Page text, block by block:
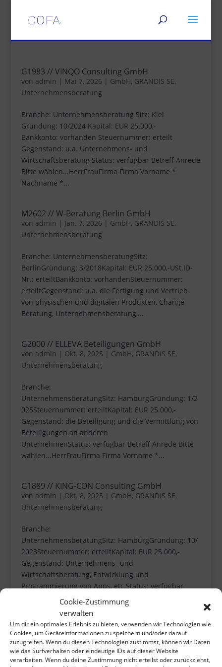
Cookie-Zustimmung
verwalten
Um dir ein optimales Erlebnis zu bieten, verwenden wir Technologien wie
Cookies, um Geräteinformationen zu speichern und/oder darauf
zuzugreifen. Wenn du diesen Technologien zustimmst, können wir Daten
wie das Surfverhalten oder eindeutige IDs auf dieser Website
verarbeiten. Wenn du deine Zustimmung nicht erteilst oder zurückziehst,
G1983 // VINQO Consulting GmbH
von admin | Mai 7, 2026 | GmbH, GRANDIS SE,
Unternehmensberatung
Branche: Unternehmensberatung Sitz: Kiel
Gründung: 10/2024 Kapital: EUR 25.000,-
Bankkonto: vorhanden Steuernummer: erteilt
Gegenstand: u.a. Unternehmens- und
Wirtschaftsberatung Status: verfügbar Betreff Anrede
Bitte wählen...HerrFrauFirma Firma Vorname *
Nachname *...
M2602 // W-Beratung Berlin GmbH
von admin | Jan. 7, 2026 | GmbH, GRANDIS SE,
Unternehmensberatung
Branche: UnternehmensberatungSitz:
BerlinGründung: 3/2018Kapital: EUR 25.000,-USt.ID-
Nr.: erteiltBankkonto: vorhandenSteuernummer:
erteiltGegenstand: u.a. die Fertigung und Vertrieb
von physischen und digitalen Produkten, Change-
Beratung, Unternehmensberatung,...
G2000 // ELLEVA Beteiligungen GmbH
von admin | Okt. 8, 2025 | GmbH, GRANDIS SE,
Unternehmensberatung
Branche:
UnternehmensberatungSitz: HamburgGründung: 1/2
025Steuernummer: erteiltKapital: EUR 25.000,-
Gegenstand: die Beteiligung und die Vermittlung von
Beteiligungen an anderen
UnternehmenStatus: verfügbar Betreff Anrede Bitte
wählen...HerrFrauFirma Firma Vorname *...
G1889 // KING-CON Consulting GmbH
von admin | Okt. 8, 2025 | GmbH, GRANDIS SE,
Unternehmensberatung
Branche:
UnternehmensberatungSitz: HamburgGründung: 10/
2023Steuernummer: erteiltKapital: EUR 25.000,-
Gegenstand: Unternehmens- und
Wirtschaftsberatung, Entwicklung und
Programmierung von Apps, etc.Status: verfügbar
Betreff Anrede Bitte wählen...HerrFrauFirma Firma...
Seitenübersicht
Über cofa
Team